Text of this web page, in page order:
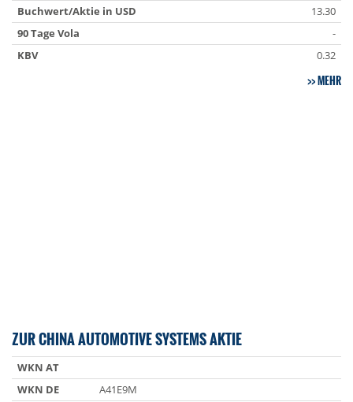
Buchwert/Aktie in USD
13.30
90 Tage Vola
-
KBV
0.32
MEHR
ZUR CHINA AUTOMOTIVE SYSTEMS AKTIE
WKN AT
WKN DE
A41E9M